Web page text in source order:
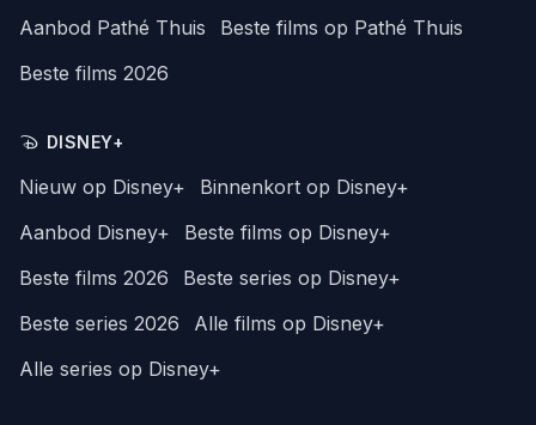
Aanbod Pathé Thuis
Beste films op Pathé Thuis
Beste films 2026
DISNEY+
Nieuw op Disney+
Binnenkort op Disney+
Aanbod Disney+
Beste films op Disney+
Beste films 2026
Beste series op Disney+
Beste series 2026
Alle films op Disney+
Alle series op Disney+